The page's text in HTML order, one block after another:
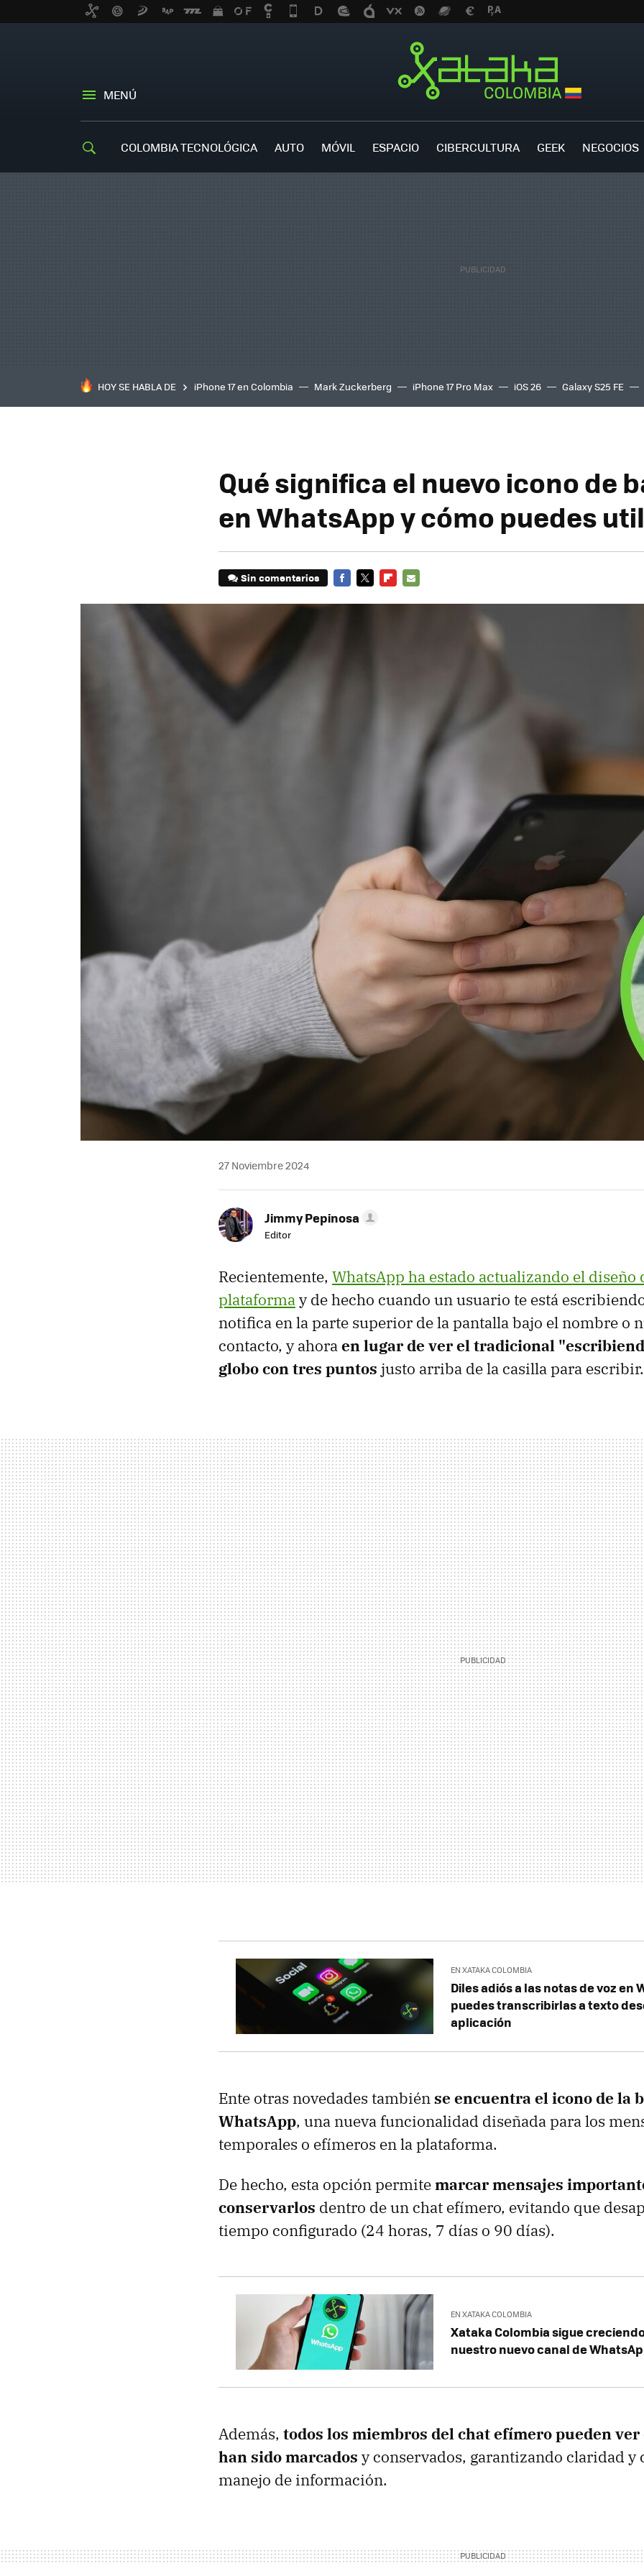
MENÚ
COLOMBIA TECNOLÓGICA AUTO MÓVIL ESPACIO CIBERCULTURA GEEK NEGOCIOS
HOY SE HABLA DE iPhone 17 en Colombia Mark Zuckerberg iPhone 17 Pro Max iOS 26
Galaxy S25 FE
inteligente
IA TCL C8K
Qué significa el nuevo icono de
en WhatsApp y cómo puedes
Sin comentarios
27 Noviembre 2024
Jimmy Pepinosa
Editor
Recientemente, WhatsApp ha estado actualizando el diseño
plataformay de hecho cuando un usuario te está
notifica en la parte superior de la pantalla bajo el nombre o
contacto, y ahoraen lugar de ver el tradicional
globo con tres puntos justo arriba de la casilla para escribir.
EN XATAKA COLOMBIA
Diles adiós a las notas de voz en
puedes transcribirlas a texto
aplicación
Ente otras novedades tambiénse encuentra el icono de la
WhatsApp, una nueva funcionalidad diseñada para los
temporales o efímeros en la plataforma.
De hecho, esta opción permitemarcar mensajes
conservarlos dentro de un chat efímero, evitando que
tiempo configurado (24 horas, 7 días o 90 días).
EN XATAKA COLOMBIA
Xataka Colombia sigue
nuestro nuevo canal de
Además, todos los miembros del chat efímero pueden ver
han sido marcados y conservados, garantizando claridad y
manejo de información.